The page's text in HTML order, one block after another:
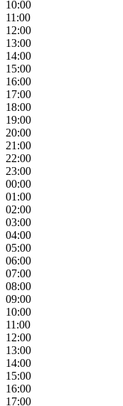
10:00
11:00
12:00
13:00
14:00
15:00
16:00
17:00
18:00
19:00
20:00
21:00
22:00
23:00
00:00
01:00
02:00
03:00
04:00
05:00
06:00
07:00
08:00
09:00
10:00
11:00
12:00
13:00
14:00
15:00
16:00
17:00